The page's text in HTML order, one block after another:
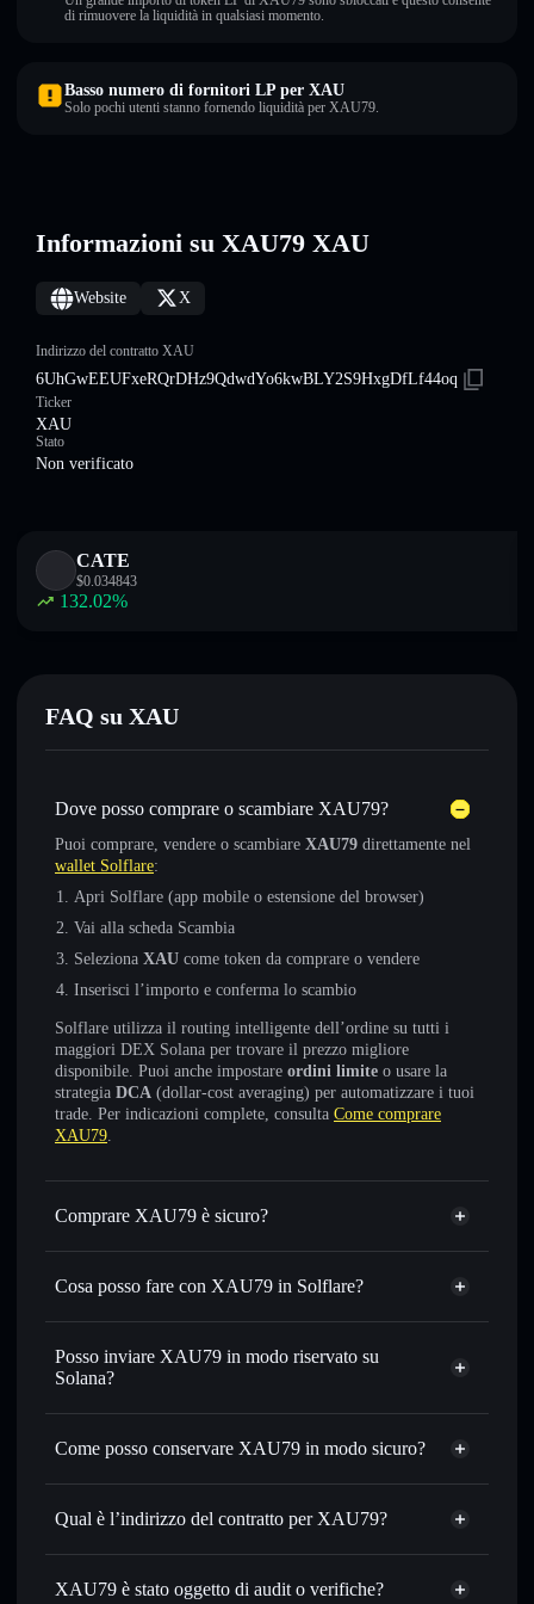
di rimuovere la liquidità in qualsiasi momento.
Basso numero di fornitori LP per XAU
Solo pochi utenti stanno fornendo liquidità per XAU79.
Informazioni su XAU79 XAU
Website X
Indirizzo del contratto XAU
6UhGwEEUFxeRQrDHz9QdwdYo6kwBLY2S9HxgDfLf44oq
Ticker
XAU
Stato
Non verificato
CATE
$0.034843
132.02%
FAQ su XAU
Dove posso comprare o scambiare XAU79?
Puoi comprare, vendere o scambiare XAU79 direttamente nel
wallet Solflare:
Apri Solflare (app mobile o estensione del browser)
Vai alla scheda Scambia
Seleziona XAU come token da comprare o vendere
Inserisci l’importo e conferma lo scambio
Solflare utilizza il routing intelligente dell’ordine su tutti i
maggiori DEX Solana per trovare il prezzo migliore
disponibile. Puoi anche impostare ordini limite o usare la
strategia DCA (dollar-cost averaging) per automatizzare i tuoi
trade. Per indicazioni complete, consulta Come comprare
XAU79.
Comprare XAU79 è sicuro?
XAU79 non è verificato
Cosa posso fare con XAU79 in Solflare?
XAU79
wallet Solflare
Scambiare istantaneamente— scambia XAU in SOL,
USDC o in migliaia di altri token Solana al prezzo migliore
prezzo desiderato di XAU
Usare il DCA— applica la strategia dollar-cost average su
— trasferisci XAU senza
collegare pubblicamente i wallet usando l’Aggregatore di
Posso inviare XAU79 in modo riservato su
Solana?
Aggregatore di privacy
Solflare
Come posso conservare XAU79 in modo sicuro?
XAU79
Aggregatore di privacy
Qual è l’indirizzo del contratto per XAU79?
XAU79
XAU79 è stato oggetto di audit o verifiche?